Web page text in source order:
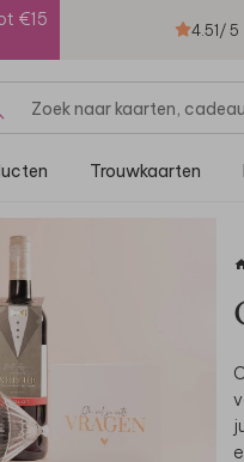
€15
4.51/ 5
Trouwkaarten